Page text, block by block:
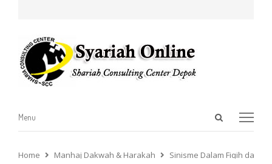
Open
Menu
Menu
Home Manhaj Dakwah & Harakah Sinisme Dalam Fiqih dan